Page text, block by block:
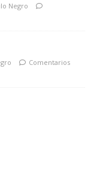
Negro
Comentarios